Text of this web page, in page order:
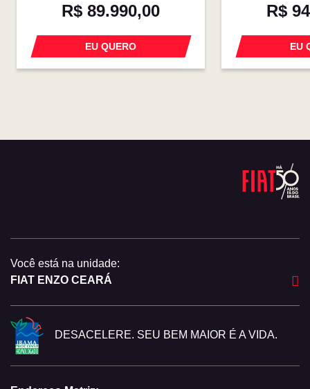
R$ 89.990,00
EU QUERO
R$
EU
Você está na unidade:
FIAT ENZO CEARÁ
DESACELERE. SEU BEM MAIOR É A VIDA.